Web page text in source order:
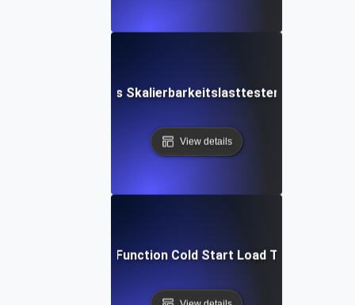
Automatisiertes Skalierbarkeitslasttesten mit
View details
Cloud Function Cold Start Load Testing